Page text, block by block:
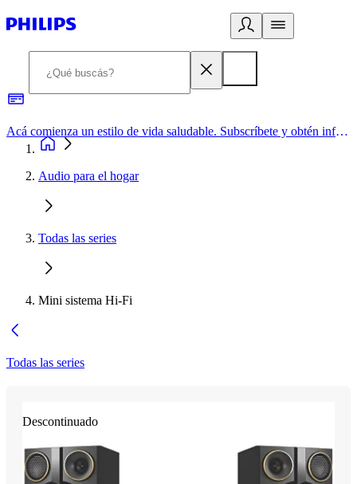
Acá comienza un estilo de vida saludable. Subscríbete y obtén información de primera mano
Audio para el hogar
Todas las series
Mini sistema Hi-Fi
Todas las series
Descontinuado